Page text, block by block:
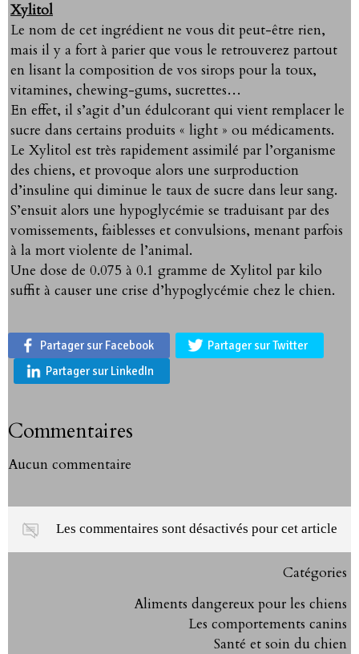
Xylitol
Le nom de cet ingrédient ne vous dit peut-être rien,
mais il y a fort à parier que vous le retrouverez partout
en lisant la composition de vos sirops pour la toux,
vitamines, chewing-gums, sucrettes…
En effet, il s’agit d’un édulcorant qui vient remplacer le
sucre dans certains produits « light » ou médicaments.
Le Xylitol est très rapidement assimilé par l’organisme
des chiens, et provoque alors une surproduction
d’insuline qui diminue le taux de sucre dans leur sang.
S’ensuit alors une hypoglycémie se traduisant par des
vomissements, faiblesses et convulsions, menant parfois
à la mort violente de l’animal.
Une dose de 0.075 à 0.1 gramme de Xylitol par kilo
suffit à causer une crise d’hypoglycémie chez le chien.
Partager sur Facebook
Partager sur Twitter
Partager sur LinkedIn
Commentaires
Aucun commentaire
Les commentaires sont désactivés pour cet article
Catégories
Aliments dangereux pour les chiens
Les comportements canins
Santé et soin du chien